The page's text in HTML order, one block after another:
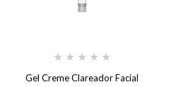
★ ★ ★ ★ ★
Gel Creme Clareador Facial